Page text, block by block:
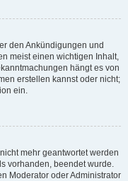
den Ankündigungen und
meist einen wichtigen Inhalt,
hängt es von
erstellen kannst oder nicht;
ein.
mehr geantwortet werden
vorhanden, beendet wurde.
Moderator oder Administrator